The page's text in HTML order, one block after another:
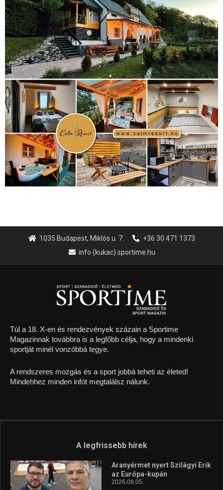
1035 Budapest, Miklós u. 7.
+36 30 471 1373
info (kukac) sportime.hu
Túl a 18. X-en és rendezvények százain a Sportime
Magazinnak továbbra is a legfőbb célja, hogy a mindenki
sportját minél vonzóbbá tegye.
A rendszeres mozgás és a sport jobbá teheti az életed!
Mindehhez minden infót megtalálsz nálunk.
A legfrissebb hírek
Aranyérmet nyert Szilágyi Erik
az Európa-kupán
2026.08.05.